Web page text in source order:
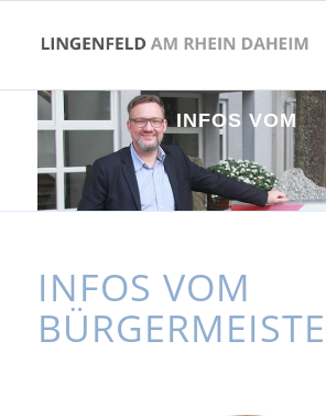
INFOS VOM
BÜ E R
INFOS VOM